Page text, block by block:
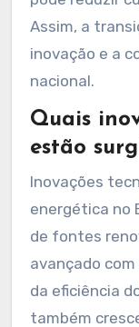
buscam
investimento
mostram que
pode reduzir
Assim, a
inovação e a
nacional.
Quais
estão